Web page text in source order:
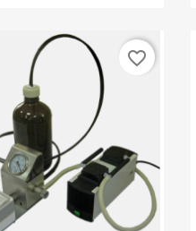
favorite_border